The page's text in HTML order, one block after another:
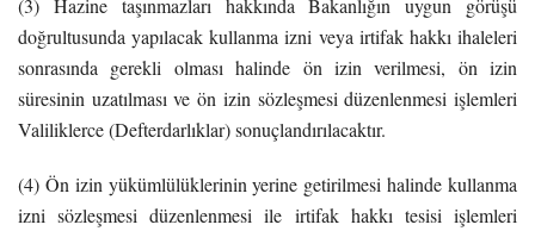
doğrultusunda yapılacak kullanma izni veya irtifak hakkı ihaleleri
sonrasında gerekli olması halinde ön izin verilmesi, ön izin
süresinin uzatılması ve ön izin sözleşmesi düzenlenmesi işlemleri
Valiliklerce (Defterdarlıklar) sonuçlandırılacaktır.
(4) Ön izin yükümlülüklerinin yerine getirilmesi halinde kullanma
izni sözleşmesi düzenlenmesi ile irtifak hakkı tesisi işlemleri